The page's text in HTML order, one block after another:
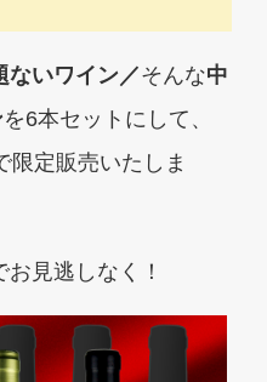
ないワイン／そんな中
を6本セットにして、
限定販売いたしま
見逃しなく！